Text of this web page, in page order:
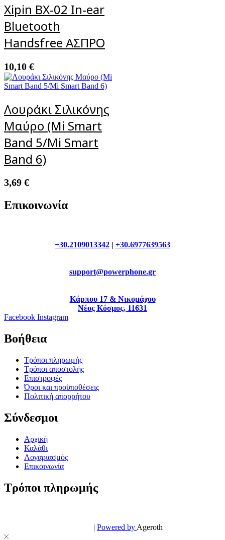
Xipin BX-02 In-ear
Bluetooth
Handsfree ΑΣΠΡΟ
10,10 €
Λουράκι Σιλικόνης
Μαύρο (Mi Smart
Band 5/Mi Smart
Band 6)
3,69 €
Επικοινωνία
+30.2109013342 | +30.6977639563
support@powerphone.gr
Κάρπου 17 & Νικομάχου
Νέος Κόσμος, 11631
Facebook Instagram
Βοήθεια
Τρόποι πληρωμής
Τρόποι αποστολής
Επιστροφές
Όροι και προϋποθέσεις
Πολιτική απορρήτου
Σύνδεσμοι
Αρχική
Καλάθι
Λογαριασμός
Επικοινωνία
Τρόποι πληρωμής
| Powered by Ageroth